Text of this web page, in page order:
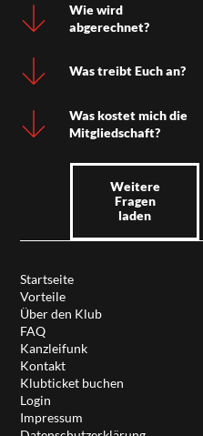
Wie wird
abgerechnet?
Was treibt Euch an?
Was kostet mich die
Mitgliedschaft?
Weitere
Fragen
laden
Startseite
Vorteile
Über den Klub
FAQ
Kanzleifunk
Kontakt
Klubticket buchen
Login
Impressum